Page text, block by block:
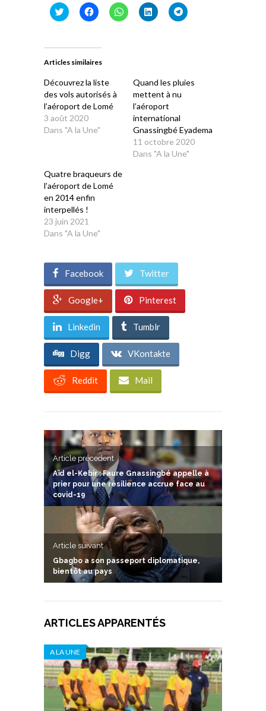
Cliquez
pour
dans
nouvelle
Cliquez
pour
dans
nouvelle
Cliquez
pour
Cliquez
pour
Cliquez
pour
Articles similaires
Découvrez la liste
des vols autorisés à
l’aéroport de Lomé
3 août 2020
Dans "A la Une"
Quand les pluies
mettent à nu
l’aéroport
international
Gnassingbé Eyadema
11 octobre 2020
Dans "A la Une"
Quatre braqueurs de
l’aéroport de Lomé
en 2014 enfin
interpellés !
23 juin 2021
Dans "A la Une"
Facebook Twitter
Google+ Pinterest
Linkedin Tumblr
Digg VKontakte
Reddit Mail
Article précedent
Aïd el-Kebir : Faure Gnassingbé appelle à
prier pour une résilience accrue face au
covid-19
Article suivant
Gbagbo a son passeport diplomatique,
bientôt au pays
ARTICLES APPARENTÉS
A LA UNE